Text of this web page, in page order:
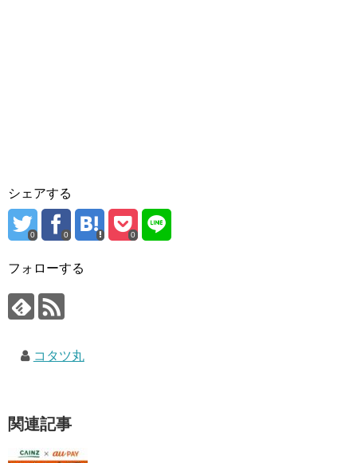
シェアする
0 0 0
フォローする
コタツ丸
関連記事